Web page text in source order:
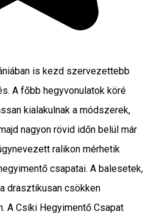
is kezd szervezettebb
A főbb hegyvonulatok köré
kialakulnak a módszerek,
nagyon rövid időn belül már
ralikon mérhetik
csapatai. A balesetek,
drasztikusan csökken
A Csíki Hegyimentő Csapat